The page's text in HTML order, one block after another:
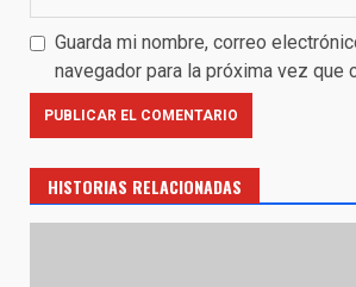
Guarda mi nombre, correo
navegador para la próxima vez que
HISTORIAS RELACIONADAS